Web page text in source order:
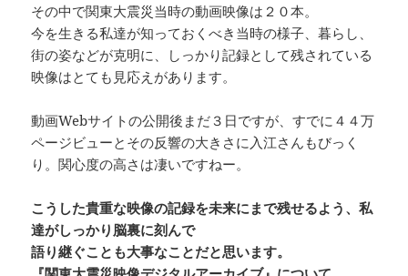
その中で関東大震災当時の動画映像は２０本。
今を生きる私達が知っておくべき当時の様子、暮らし、
街の姿などが克明に、しっかり記録として残されている
映像はとても見応えがあります。
動画Webサイトの公開後まだ３日ですが、すでに４４万
ページビューとその反響の大きさに入江さんもびっく
り。関心度の高さは凄いですねー。
こうした貴重な映像の記録を未来にまで残せるよう、私
達がしっかり脳裏に刻んで
語り継ぐことも大事なことだと思います。